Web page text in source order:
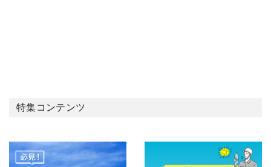
特集コンテンツ